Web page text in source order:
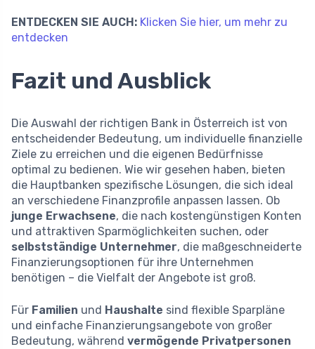
ENTDECKEN SIE AUCH: Klicken Sie hier, um mehr zu
entdecken
Fazit und Ausblick
Die Auswahl der richtigen Bank in Österreich ist von
entscheidender Bedeutung, um individuelle finanzielle
Ziele zu erreichen und die eigenen Bedürfnisse
optimal zu bedienen. Wie wir gesehen haben, bieten
die Hauptbanken spezifische Lösungen, die sich ideal
an verschiedene Finanzprofile anpassen lassen. Ob
junge Erwachsene, die nach kostengünstigen Konten
und attraktiven Sparmöglichkeiten suchen, oder
selbstständige Unternehmer, die maßgeschneiderte
Finanzierungsoptionen für ihre Unternehmen
benötigen – die Vielfalt der Angebote ist groß.
Für Familien und Haushalte sind flexible Sparpläne
und einfache Finanzierungsangebote von großer
Bedeutung, während vermögende Privatpersonen